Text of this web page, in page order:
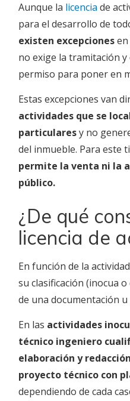
Aunque la licencia de
para el desarrollo de
existen excepciones
no exige la tramitación
permiso para poner en
Estas excepciones van
actividades que se
particularesy no
del inmueble. Para este
permite la venta ni la
público.
¿De qué
licencia de
En función de la
su clasificación (inocua
de una documentación
En las actividades
técnico ingeniero
elaboración y
proyecto técnico con
dependiendo de cada